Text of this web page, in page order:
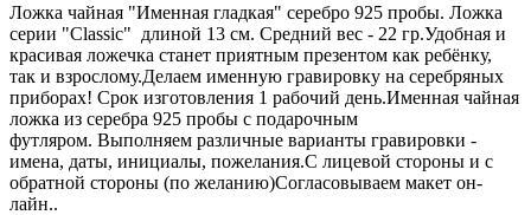
Ложка чайная "Именная гладкая" серебро 925 пробы. Ложка
серии "Classic" длиной 13 см. Средний вес - 22 гр.Удобная и
красивая ложечка станет приятным презентом как ребёнку,
так и взрослому.Делаем именную гравировку на серебряных
приборах! Срок изготовления 1 рабочий день.Именная чайная
ложка из серебра 925 пробы с подарочным
футляром. Выполняем различные варианты гравировки -
имена, даты, инициалы, пожелания.С лицевой стороны и с
обратной стороны (по желанию)Согласовываем макет он-
лайн..